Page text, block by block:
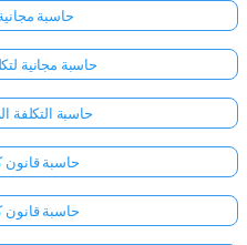
حاسبة
حاسبة مجانية
حاسبة التكلفة
حاسبة قانون
حاسبة قانون